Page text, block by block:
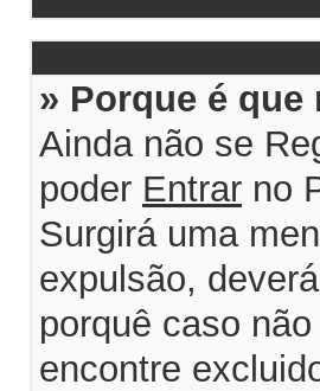
» Porque é
Ainda não se
poder Entrar no
Surgirá uma
expulsão,
porquê caso
encontre